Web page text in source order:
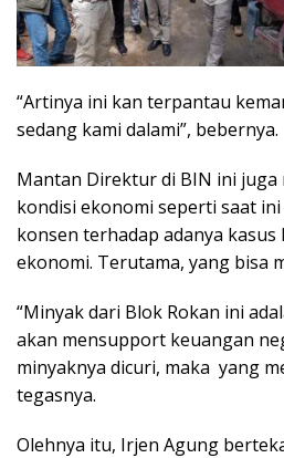
“Artinya ini kan terpantau
sedang kami dalami”, bebernya.
Mantan Direktur di BIN ini juga
kondisi ekonomi seperti saat
konsen terhadap adanya kasus
ekonomi. Terutama, yang bisa
“Minyak dari Blok Rokan ini
akan mensupport keuangan
minyaknya dicuri, maka yang
tegasnya.
Olehnya itu, Irjen Agung